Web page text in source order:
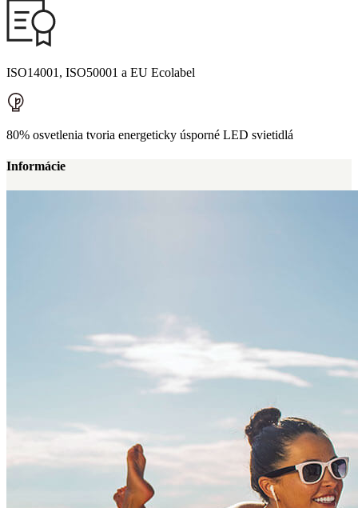
ISO14001, ISO50001 a EU Ecolabel
80% osvetlenia tvoria energeticky úsporné LED svietidlá
Informácie